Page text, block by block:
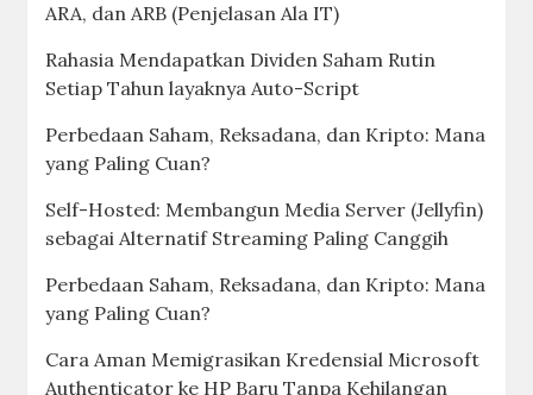
ARA, dan ARB (Penjelasan Ala IT)
Rahasia Mendapatkan Dividen Saham Rutin
Setiap Tahun layaknya Auto-Script
Perbedaan Saham, Reksadana, dan Kripto: Mana
yang Paling Cuan?
Self-Hosted: Membangun Media Server (Jellyfin)
sebagai Alternatif Streaming Paling Canggih
Perbedaan Saham, Reksadana, dan Kripto: Mana
yang Paling Cuan?
Cara Aman Memigrasikan Kredensial Microsoft
Authenticator ke HP Baru Tanpa Kehilangan